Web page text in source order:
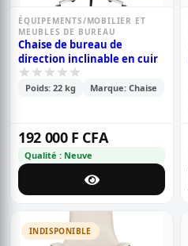
ÉQUIPEMENTS/MOBILIER ET
MEUBLES DE BUREAU
Chaise de bureau de
direction inclinable en cuir
Poids: 22 kg Marque: Chaise
192 000 F CFA
Qualité : Neuve
INDISPONIBLE